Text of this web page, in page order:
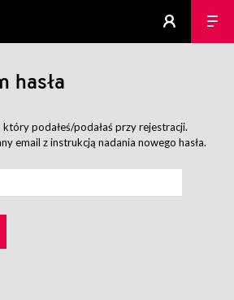
hasła
podałeś/podałaś przy rejestracji.
email z instrukcją nadania nowego hasła.